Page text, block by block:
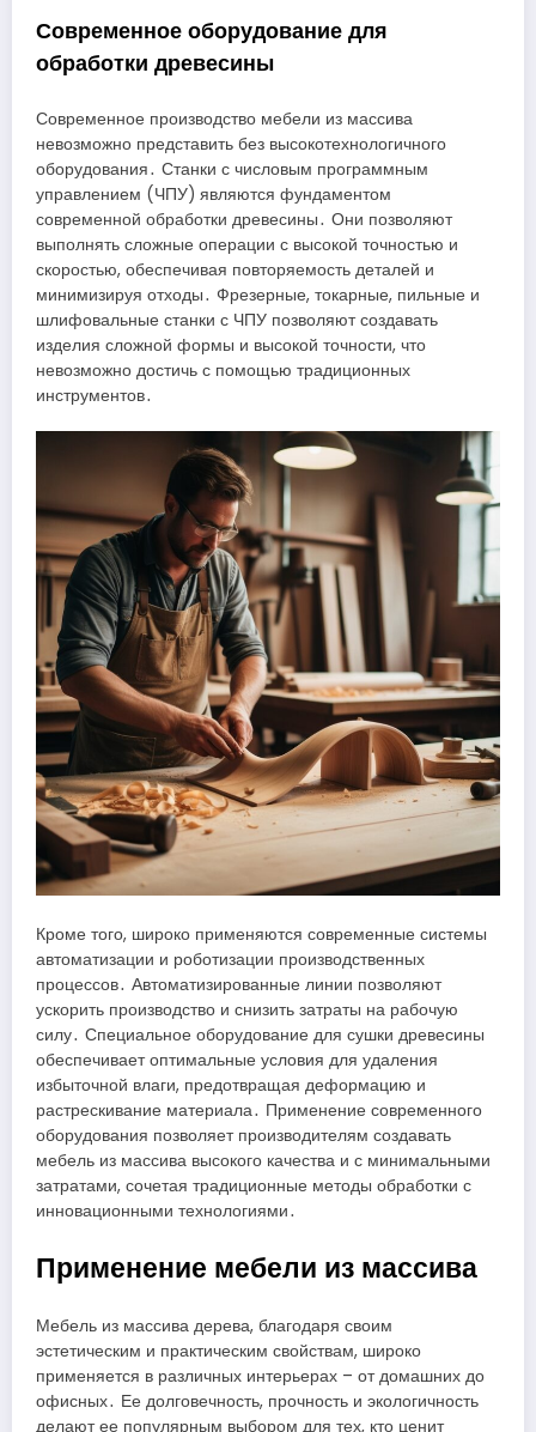
Современное оборудование для
обработки древесины
Современное производство мебели из массива
невозможно представить без высокотехнологичного
оборудования․ Станки с числовым программным
управлением (ЧПУ) являются фундаментом
современной обработки древесины․ Они позволяют
выполнять сложные операции с высокой точностью и
скоростью, обеспечивая повторяемость деталей и
минимизируя отходы․ Фрезерные, токарные, пильные и
шлифовальные станки с ЧПУ позволяют создавать
изделия сложной формы и высокой точности, что
невозможно достичь с помощью традиционных
инструментов․
Кроме того, широко применяются современные системы
автоматизации и роботизации производственных
процессов․ Автоматизированные линии позволяют
ускорить производство и снизить затраты на рабочую
силу․ Специальное оборудование для сушки древесины
обеспечивает оптимальные условия для удаления
избыточной влаги, предотвращая деформацию и
растрескивание материала․ Применение современного
оборудования позволяет производителям создавать
мебель из массива высокого качества и с минимальными
затратами, сочетая традиционные методы обработки с
инновационными технологиями․
Применение мебели из массива
Мебель из массива дерева, благодаря своим
эстетическим и практическим свойствам, широко
применяется в различных интерьерах – от домашних до
офисных․ Ее долговечность, прочность и экологичность
делают ее популярным выбором для тех, кто ценит